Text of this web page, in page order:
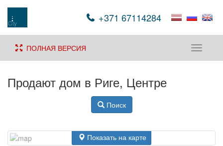
+371 67114284
Toggle
ПОЛНАЯ ВЕРСИЯ
Продают дом в Риге, Центре
Поиск
Показать на карте